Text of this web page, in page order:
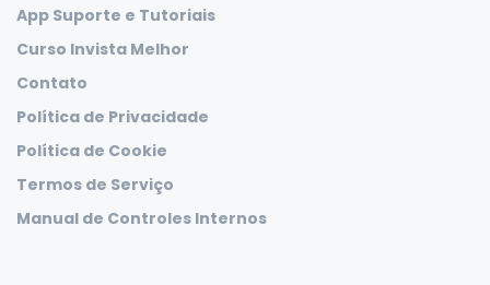
App Suporte e Tutoriais
Curso Invista Melhor
Contato
Política de Privacidade
Política de Cookie
Termos de Serviço
Manual de Controles Internos